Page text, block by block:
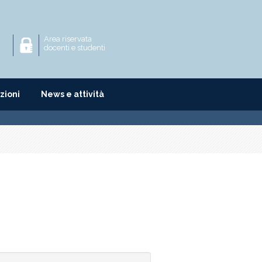
Area riservata
docenti e studenti
News e attività